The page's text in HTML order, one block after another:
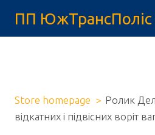
ПП
Store homepage
Ролик
відкатних і підвісних воріт